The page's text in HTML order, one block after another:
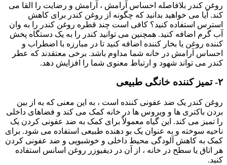
روغن کندر بلافاصله احساس آرامش ، آرامش و رضایت را القا می
کند. آیا می خواهید بدانید که چگونه از روغن کندر برای کاهش
استرس استفاده کنید؟ کافی است چند قطره روغن کندر را به وان
آب گرم اضافه کنید. همچنین می توانید کندر را به یک دستگاه پخش
کننده روغن یا بخار کننده اضافه کنید تا در مبارزه با اضطراب و
احساس آرامش در خانه شما مداوم باشد. برخی معتقدند که عطر
کندر می تواند شهود و ارتباط معنوی شما را افزایش دهد.
۲- تمیز کننده خانگی طبیعی
روغن کندر یک ضد عفونی کننده است ، به این معنی که به از بین
بردن باکتری ها و ویروس ها در خانه کمک می کند و فضاهای داخلی
را تمیز می کند. این گیاه معمولاً برای کمک به ضد عفونی کردن یک
ناحیه سوخته و به عنوان یک بو دهنده طبیعی استفاده می شود. برای
کمک به کاهش آلودگی محیط داخلی و خوشبویی و ضد عفونی کردن
هر اتاق یا سطح در خانه ، از آن در دیفیوزر روغن اسانس استفاده
کنید.